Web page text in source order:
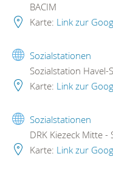
BACIM
Karte: Link zur
Sozialstationen
Sozialstation Havel-
Karte: Link zur
Sozialstationen
DRK Kiezeck Mitte
Karte: Link zur